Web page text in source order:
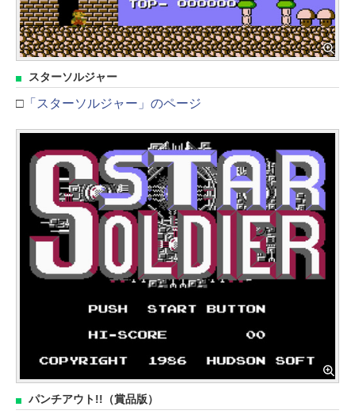
スターソルジャー
□ 「スターソルジャー」のページ
パンチアウト!!（賞品版）